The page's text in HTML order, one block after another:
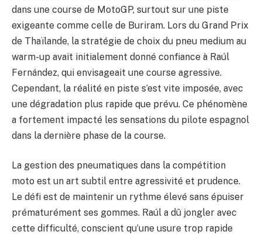
dans une course de MotoGP, surtout sur une piste
exigeante comme celle de Buriram. Lors du Grand Prix
de Thaïlande, la stratégie de choix du pneu medium au
warm-up avait initialement donné confiance à Raúl
Fernández, qui envisageait une course agressive.
Cependant, la réalité en piste s’est vite imposée, avec
une dégradation plus rapide que prévu. Ce phénomène
a fortement impacté les sensations du pilote espagnol
dans la dernière phase de la course.
La gestion des pneumatiques dans la compétition
moto est un art subtil entre agressivité et prudence.
Le défi est de maintenir un rythme élevé sans épuiser
prématurément ses gommes. Raúl a dû jongler avec
cette difficulté, conscient qu’une usure trop rapide